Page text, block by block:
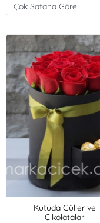
Kutuda Güller ve
Çikolatalar